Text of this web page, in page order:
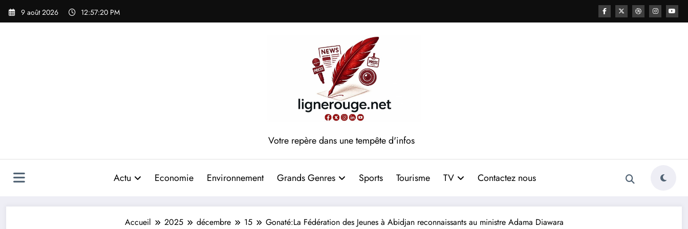
Aller
9 août 2026 12:57:21 PM
Votre repère dans une tempête d'infos
Actu Economie Environnement Grands Genres Sports Tourisme TV Contactez nous
Accueil 2025 décembre 15 Gonaté:La Fédération des Jeunes à Abidjan reconnaissants au ministre Adama Diawara